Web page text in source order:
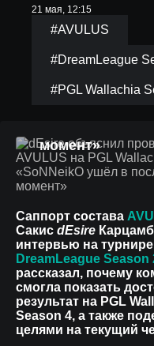
21 мая, 12:15
#AVULUS
#DreamLeague
#PGL Wallachia
AVULUS на PGL
момент»
Саппорт состава
Сакис dEsire
интервью на турнире
DreamLeague Season
рассказал, почему
смогла показать
результат на PGL
Season 4, а также
целями на текущий